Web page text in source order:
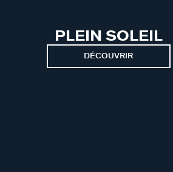
PLEIN SOLEIL
DÉCOUVRIR